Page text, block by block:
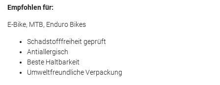
Empfohlen für:
E-Bike, MTB, Enduro Bikes
Schadstofffreiheit geprüft
Antiallergisch
Beste Haltbarkeit
Umweltfreundliche Verpackung